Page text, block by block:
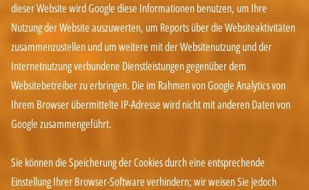
dieser Website wird Google diese Informationen benutzen, um Ihre
Nutzung der Website auszuwerten, um Reports über die Websiteaktivitäten
zusammenzustellen und um weitere mit der Websitenutzung und der
Internetnutzung verbundene Dienstleistungen gegenüber dem
Websitebetreiber zu erbringen. Die im Rahmen von Google Analytics von
Ihrem Browser übermittelte IP-Adresse wird nicht mit anderen Daten von
Google zusammengeführt.
Sie können die Speicherung der Cookies durch eine entsprechende
Einstellung Ihrer Browser-Software verhindern; wir weisen Sie jedoch